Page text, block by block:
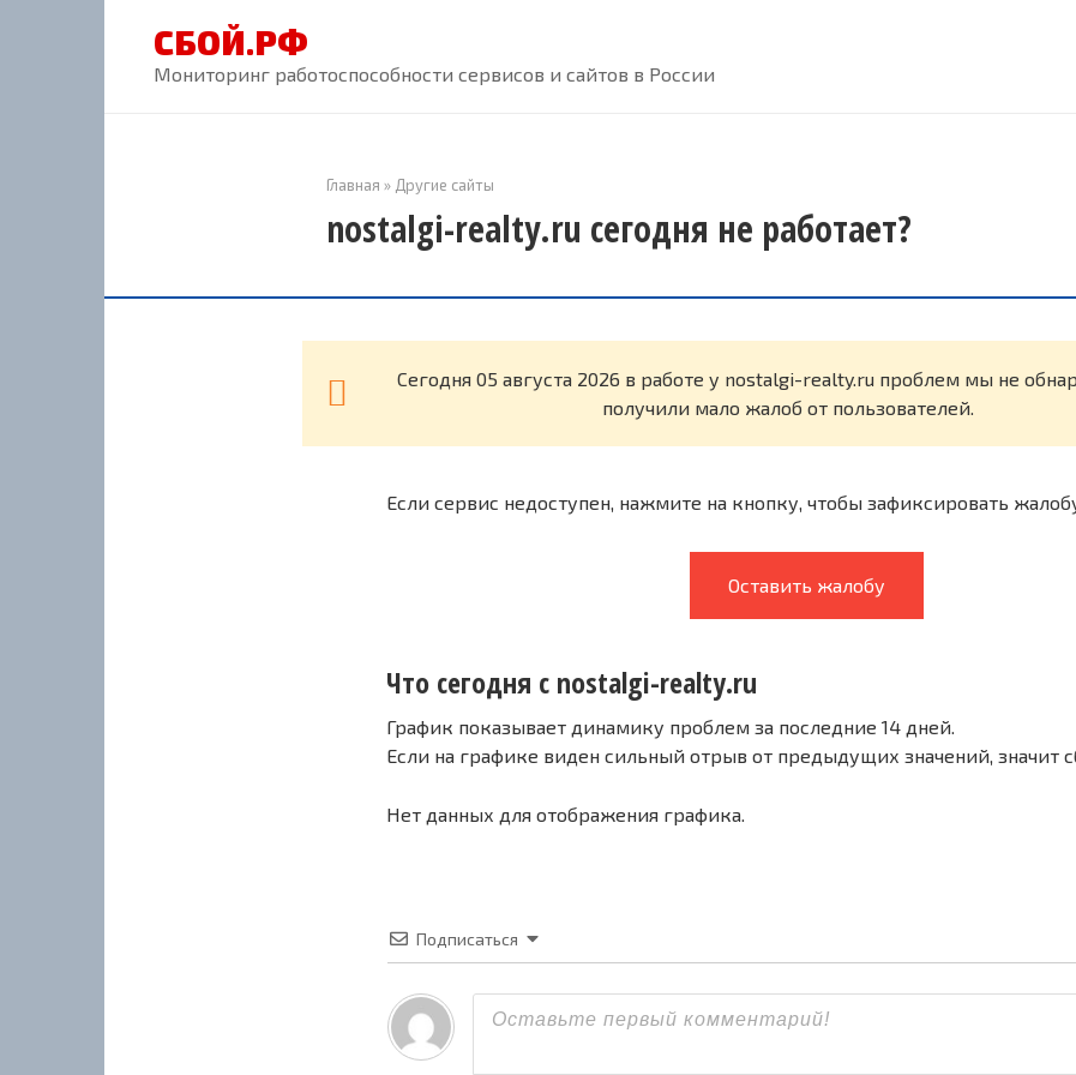
СБОЙ.РФ
Мониторинг работоспособности сервисов и сайтов в России
Главная » Другие сайты
nostalgi-realty.ru сегодня не работает?
Cегодня 05 августа 2026 в работе у nostalgi-realty.ru проблем мы не
получили мало жалоб от пользователей.
Если сервис недоступен, нажмите на кнопку, чтобы зафиксировать
Оставить жалобу
Что сегодня с nostalgi-realty.ru
График показывает динамику проблем за последние 14 дней.
Если на графике виден сильный отрыв от предыдущих значений, значит
Нет данных для отображения графика.
Подписаться